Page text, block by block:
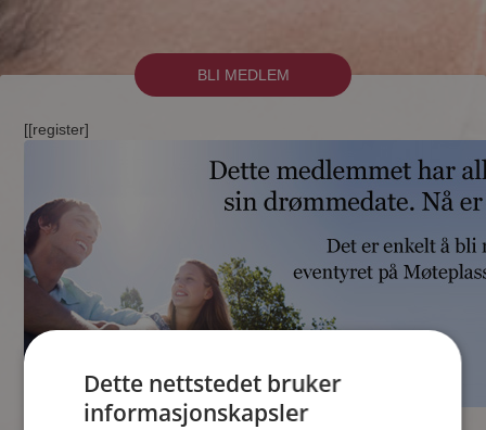
BLI MEDLEM
[[register]
Dette nettstedet bruker
informasjonskapsler